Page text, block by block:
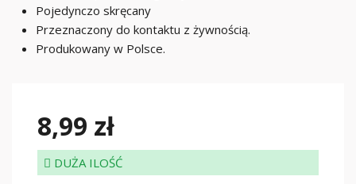
Pojedynczo skręcany
Przeznaczony do kontaktu z żywnością.
Produkowany w Polsce.
8,99 zł
DUŻA ILOŚĆ